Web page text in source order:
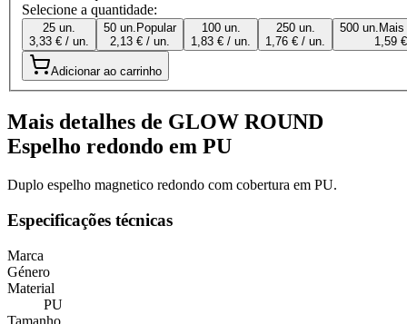
Selecione a quantidade:
25 un.
3,33 € / un.
50 un. Popular
2,13 € / un.
100 un.
1,83 € / un.
250 un.
1,76 € / un.
500 un.
1,59
Adicionar ao carrinho
Mais detalhes de GLOW ROUND
Espelho redondo em PU
Duplo espelho magnetico redondo com cobertura em PU.
Especificações técnicas
Marca
Género
Material
PU
Tamanho